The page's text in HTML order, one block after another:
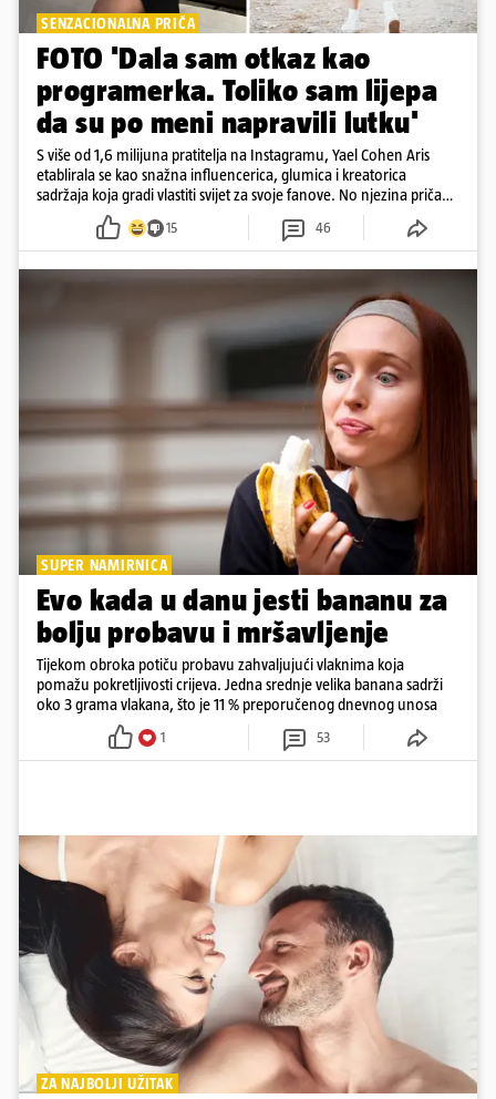
SENZACIONALNA PRIČA
FOTO 'Dala sam otkaz kao
programerka. Toliko sam lijepa
da su po meni napravili lutku'
S više od 1,6 milijuna pratitelja na Instagramu, Yael Cohen Aris
etablirala se kao snažna influencerica, glumica i kreatorica
sadržaja koja gradi vlastiti svijet za svoje fanove. No njezina priča
pokazuje da online slava dolazi i s neočekivanim izazovima
15 46
SUPER NAMIRNICA
Evo kada u danu jesti bananu za
bolju probavu i mršavljenje
Tijekom obroka potiču probavu zahvaljujući vlaknima koja
pomažu pokretljivosti crijeva. Jedna srednje velika banana sadrži
oko 3 grama vlakana, što je 11 % preporučenog dnevnog unosa
1 53
ZA NAJBOLJI UŽITAK